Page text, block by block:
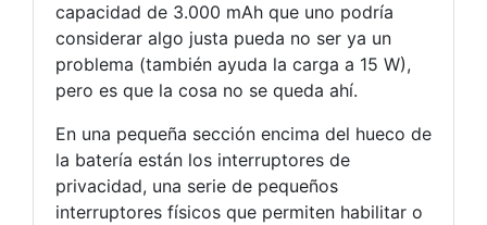
capacidad de 3.000 mAh que uno podría
considerar algo justa pueda no ser ya un
problema (también ayuda la carga a 15 W),
pero es que la cosa no se queda ahí.
En una pequeña sección encima del hueco de
la batería están los interruptores de
privacidad, una serie de pequeños
interruptores físicos que permiten habilitar o